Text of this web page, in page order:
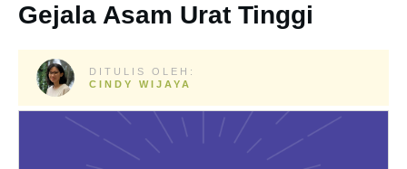
Gejala Asam Urat Tinggi
DITULIS OLEH:
CINDY WIJAYA